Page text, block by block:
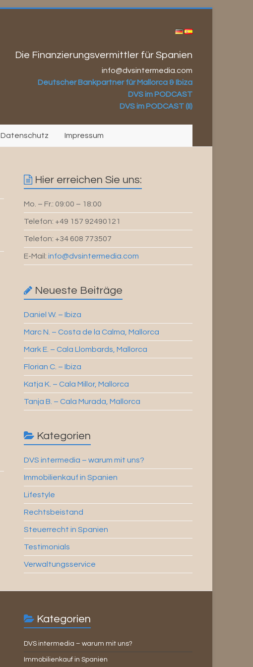
Die Finanzierungsvermittler für Spanien
info@dvsintermedia.com
Deutscher Bankpartner für Mallorca & Ibiza
DVS im PODCAST
DVS im PODCAST (II)
Datenschutz Impressum
Hier erreichen Sie uns:
Mo. – Fr.: 09:00 – 18:00
Telefon: +49 157 92490121
Telefon: +34 608 773507
E-Mail:info@dvsintermedia.com
Neueste Beiträge
Daniel W. – Ibiza
Marc N. – Costa de la Calma, Mallorca
Mark E. – Cala Llombards, Mallorca
Florian C. – Ibiza
Katja K. – Cala Millor, Mallorca
Tanja B. – Cala Murada, Mallorca
Kategorien
DVS intermedia – warum mit uns?
Immobilienkauf in Spanien
Lifestyle
Rechtsbeistand
Steuerrecht in Spanien
Testimonials
Verwaltungsservice
Kategorien
DVS intermedia – warum mit uns?
Immobilienkauf in Spanien